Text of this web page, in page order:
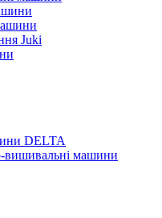
Juki
DELTA
вишивальні машини